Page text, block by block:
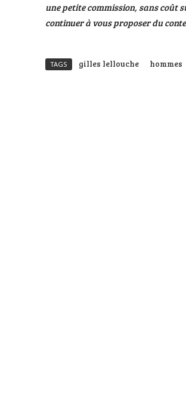
une petite commission, sans coût
continuer à vous proposer du
TAGS gilles lellouche hommes